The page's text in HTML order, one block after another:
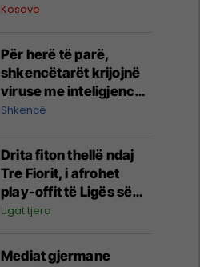
Jarinë
Kosovë
Për herë të parë,
shkencëtarët krijojnë
viruse me inteligjencë
artificiale
Shkencë
Drita fiton thellë ndaj
Tre Fiorit, i afrohet
play-offit të Ligës së
Konferencës
Ligat tjera
Mediat gjermane